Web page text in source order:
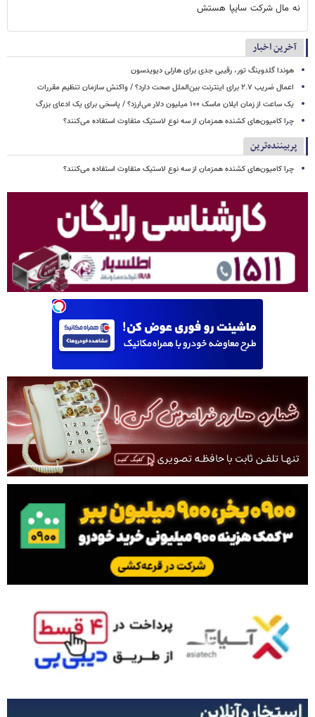
نه مال شرکت سایپا هستش
آخرین اخبار
هوندا گلدوینگ تور، رقیبی جدی برای هارلی دیویدسون
اعمال ضریب ۲.۷ برای اینترنت بین‌الملل صحت دارد؟ / واکنش سازمان تنظیم مقررات
یک ساعت از زمان ایلان ماسک ۱۰۰ میلیون دلار می‌ارزد؟ / پاسخی برای یک ادعای بزرگ
چرا کامیون‌های کشنده همزمان از سه نوع لاستیک متفاوت استفاده می‌کنند؟
پربیننده‌ترین
چرا کامیون‌های کشنده همزمان از سه نوع لاستیک متفاوت استفاده می‌کنند؟